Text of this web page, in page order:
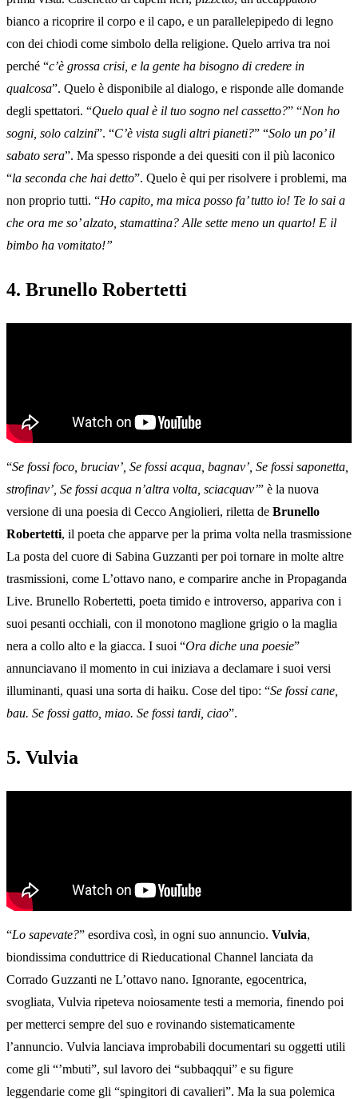
bianco a ricoprire il corpo e il capo, e un parallelepipedo di legno
con dei chiodi come simbolo della religione. Quelo arriva tra noi
perché “c’è grossa crisi, e la gente ha bisogno di credere in
qualcosa”. Quelo è disponibile al dialogo, e risponde alle domande
degli spettatori. “Quelo qual è il tuo sogno nel cassetto?” “Non ho
sogni, solo calzini”. “C’è vista sugli altri pianeti?” “Solo un po’ il
sabato sera”. Ma spesso risponde a dei quesiti con il più laconico
“la seconda che hai detto”. Quelo è qui per risolvere i problemi, ma
non proprio tutti. “Ho capito, ma mica posso fa’ tutto io! Te lo sai a
che ora me so’ alzato, stamattina? Alle sette meno un quarto! E il
bimbo ha vomitato!”
4. Brunello Robertetti
“Se fossi foco, bruciav’, Se fossi acqua, bagnav’, Se fossi saponetta,
strofinav’, Se fossi acqua n’altra volta, sciacquav’” è la nuova
versione di una poesia di Cecco Angiolieri, riletta de Brunello
Robertetti, il poeta che apparve per la prima volta nella trasmissione
La posta del cuore di Sabina Guzzanti per poi tornare in molte altre
trasmissioni, come L’ottavo nano, e comparire anche in Propaganda
Live. Brunello Robertetti, poeta timido e introverso, appariva con i
suoi pesanti occhiali, con il monotono maglione grigio o la maglia
nera a collo alto e la giacca. I suoi “Ora diche una poesie”
annunciavano il momento in cui iniziava a declamare i suoi versi
illuminanti, quasi una sorta di haiku. Cose del tipo: “Se fossi cane,
bau. Se fossi gatto, miao. Se fossi tardi, ciao”.
5. Vulvia
“Lo sapevate?” esordiva così, in ogni suo annuncio. Vulvia,
biondissima conduttrice di Rieducational Channel lanciata da
Corrado Guzzanti ne L’ottavo nano. Ignorante, egocentrica,
svogliata, Vulvia ripeteva noiosamente testi a memoria, finendo poi
per metterci sempre del suo e rovinando sistematicamente
l’annuncio. Vulvia lanciava improbabili documentari su oggetti utili
come gli “’mbuti”, sul lavoro dei “subbaqqui” e su figure
leggendarie come gli “spingitori di cavalieri”. Ma la sua polemica